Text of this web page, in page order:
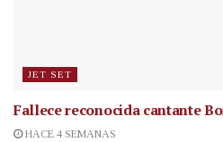
JET SET
Fallece reconocida cantante
HACE 4 SEMANAS